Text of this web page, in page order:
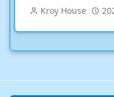
Kroy House